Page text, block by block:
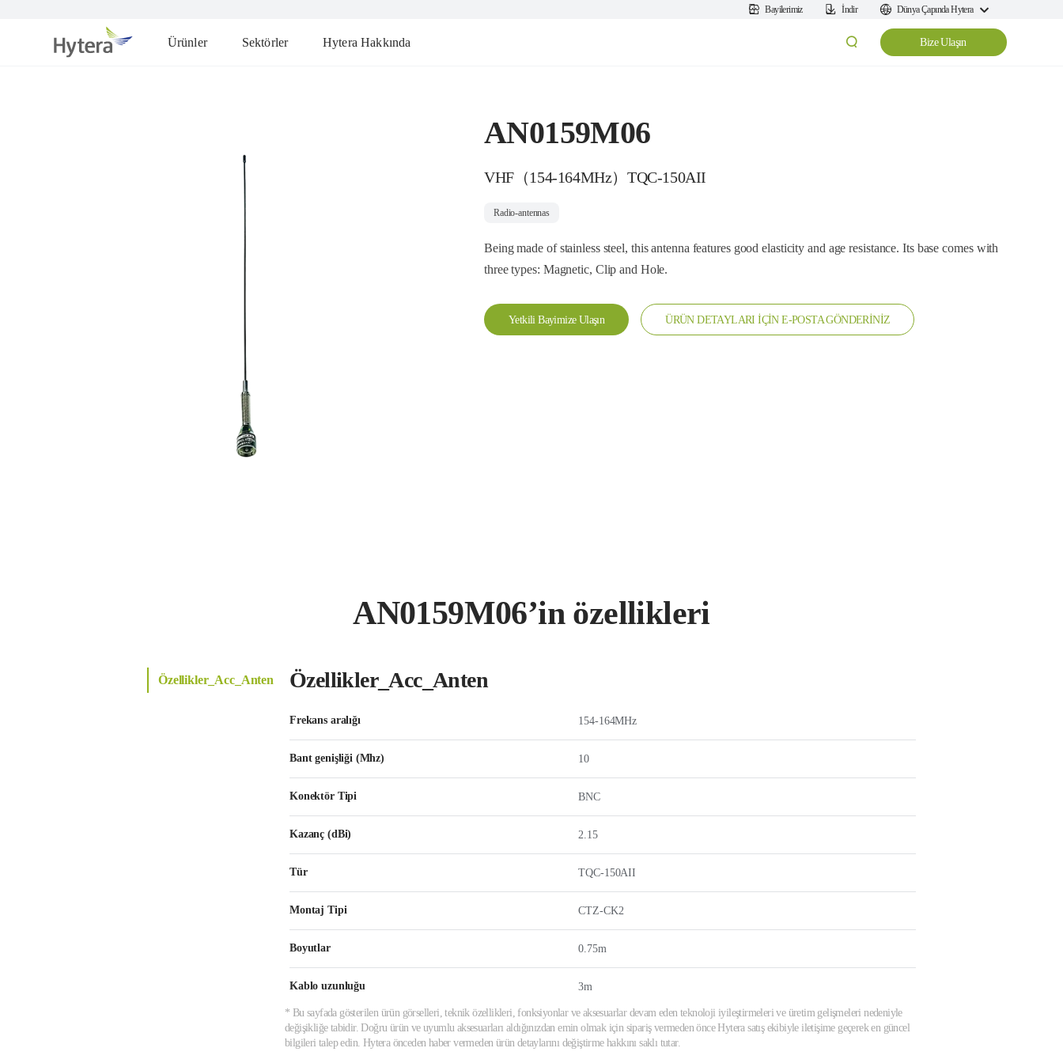
Bayilerimiz İndir Dünya Çapında Hytera
Ürünler Sektörler Hytera Hakkında Bize Ulaşın
AN0159M06
VHF（154-164MHz）TQC-150AII
Radio-antennas
Being made of stainless steel, this antenna features good elasticity and age resistance. Its base comes with
three types: Magnetic, Clip and Hole.
Yetkili Bayimize Ulaşın ÜRÜN DETAYLARI İÇİN E-POSTA GÖNDERİNİZ
AN0159M06’in özellikleri
Özellikler_Acc_Anten Özellikler_Acc_Anten
Frekans aralığı 154-164MHz
Bant genişliği (Mhz) 10
Konektör Tipi BNC
Kazanç (dBi) 2.15
Tür TQC-150AII
Montaj Tipi CTZ-CK2
Boyutlar 0.75m
Kablo uzunluğu 3m
* Bu sayfada gösterilen ürün görselleri, teknik özellikleri, fonksiyonlar ve aksesuarlar devam eden teknoloji iyileştirmeleri ve üretim gelişmeleri nedeniyle
değişikliğe tabidir. Doğru ürün ve uyumlu aksesuarları aldığınızdan emin olmak için sipariş vermeden önce Hytera satış ekibiyle iletişime geçerek en güncel
bilgileri talep edin. Hytera önceden haber vermeden ürün detaylarını değiştirme hakkını saklı tutar.